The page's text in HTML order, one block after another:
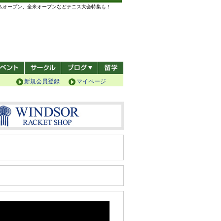
ープン、全米オープンなどテニス大会特集も！
マイページ
新規会員登録